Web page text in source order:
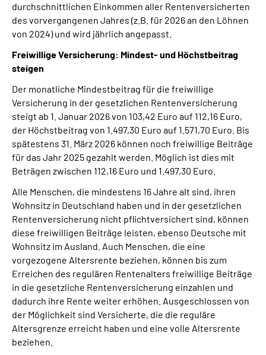
durchschnittlichen Einkommen aller Rentenversicherten
des vorvergangenen Jahres (z.B. für 2026 an den Löhnen
von 2024) und wird jährlich angepasst.
Freiwillige Versicherung: Mindest- und Höchstbeitrag
steigen
Der monatliche Mindestbeitrag für die freiwillige
Versicherung in der gesetzlichen Rentenversicherung
steigt ab 1. Januar 2026 von 103,42 Euro auf 112,16 Euro,
der Höchstbeitrag von 1.497,30 Euro auf 1.571,70 Euro. Bis
spätestens 31. März 2026 können noch freiwillige Beiträge
für das Jahr 2025 gezahlt werden. Möglich ist dies mit
Beträgen zwischen 112,16 Euro und 1.497,30 Euro.
Alle Menschen, die mindestens 16 Jahre alt sind, ihren
Wohnsitz in Deutschland haben und in der gesetzlichen
Rentenversicherung nicht pflichtversichert sind, können
diese freiwilligen Beiträge leisten, ebenso Deutsche mit
Wohnsitz im Ausland. Auch Menschen, die eine
vorgezogene Altersrente beziehen, können bis zum
Erreichen des regulären Rentenalters freiwillige Beiträge
in die gesetzliche Rentenversicherung einzahlen und
dadurch ihre Rente weiter erhöhen. Ausgeschlossen von
der Möglichkeit sind Versicherte, die die reguläre
Altersgrenze erreicht haben und eine volle Altersrente
beziehen.